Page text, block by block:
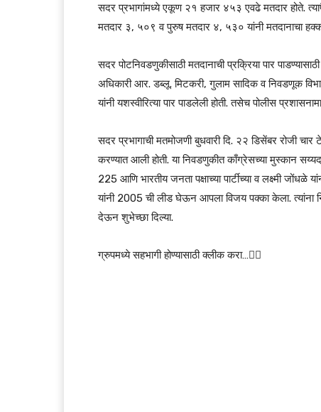
सदर प्रभागांमध्ये एकूण २१ हजार ४५३ एवढे मतदार होते.
मतदार ३, ५०९ व पुरुष मतदार ४, ५३० यांनी मतदानाचा हक्क
सदर पोटनिवडणुकीसाठी मतदानाची प्रक्रिया पार
अधिकारी आर. डब्लू. मिटकरी, गुलाम सादिक व निवडणूक
यांनी यशस्वीरित्या पार पाडलेली होती. तसेच पोलीस
सदर प्रभागाची मतमोजणी बुधवारी दि. २२ डिसेंबर रोजी
करण्यात आली होती. या निवडणुकीत काँग्रेसच्या मुस्कान
225 आणि भारतीय जनता पक्षाच्या पार्टीच्या व लक्ष्मी
यांनी 2005 ची लीड घेऊन आपला विजय पक्का केला. त्यांना
देऊन शुभेच्छा दिल्या.
ग्रुपमध्ये सहभागी होण्यासाठी क्लीक करा…👆🏻